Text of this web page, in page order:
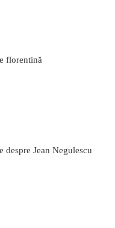
florentină
Jean Negulescu